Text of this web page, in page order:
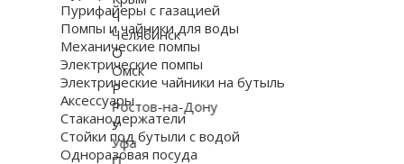
Пурифайеры с газацией
Помпы и чайники для воды
Механические помпы
Электрические помпы
Электрические чайники на бутыль
Аксессуары
Стаканодержатели
Стойки под бутыли с водой
Одноразовая посуда
Ч
Челябинск
О
Омск
Р
Ростов-на-Дону
У
Уфа
П